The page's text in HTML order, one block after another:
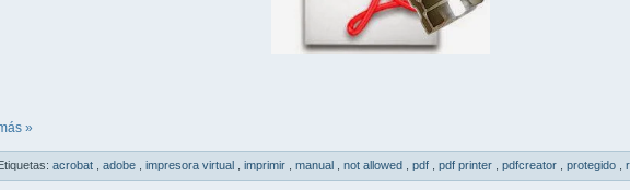
»
acrobat adobe impresora virtual imprimir manual not allowed pdf pdf printer pdfcreator protegido